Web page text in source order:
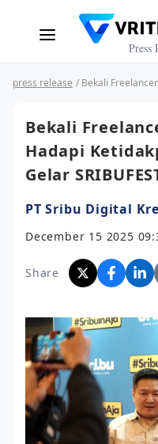
Press
press release
Bekali
Hadapi
Gelar
PT Sribu Digital
December 15 2025
Share